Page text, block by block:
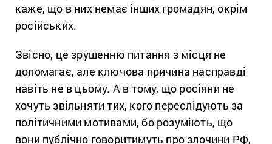
каже, що в них немає інших громадян, окрім
російських.
Звісно, це зрушенню питання з місця не
допомагає, але ключова причина насправді
навіть не в цьому. А в тому, що росіяни не
хочуть звільняти тих, кого переслідують за
політичними мотивами, бо розуміють, що
вони публічно говоритимуть про злочини РФ,